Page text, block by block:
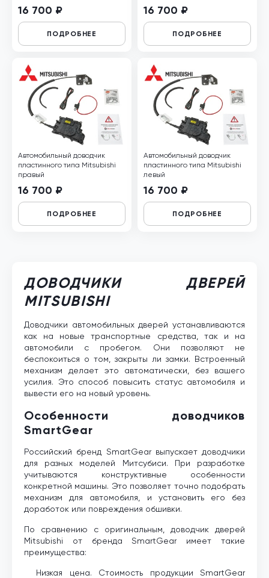
16 700 ₽
ПОДРОБНЕЕ
16 700 ₽
ПОДРОБНЕЕ
Автомобильный доводчик
пластинного типа Mitsubishi
правый
16 700 ₽
ПОДРОБНЕЕ
Автомобильный доводчик
пластинного типа Mitsubishi
левый
16 700 ₽
ПОДРОБНЕЕ
ДОВОДЧИКИ ДВЕРЕЙ
MITSUBISHI
Доводчики автомобильных дверей устанавливаются
как на новые транспортные средства, так и на
автомобили с пробегом. Они позволяют не
беспокоиться о том, закрыты ли замки. Встроенный
механизм делает это автоматически, без вашего
усилия. Это способ повысить статус автомобиля и
вывести его на новый уровень.
Особенности доводчиков
SmartGear
Российский бренд SmartGear выпускает доводчики
для разных моделей Митсубиси. При разработке
учитываются конструктивные особенности
конкретной машины. Это позволяет точно подобрать
механизм для автомобиля, и установить его без
доработок или повреждения обшивки.
По сравнению с оригинальным, доводчик дверей
Mitsubishi от бренда SmartGear имеет такие
преимущества:
Низкая цена. Стоимость продукции SmartGear